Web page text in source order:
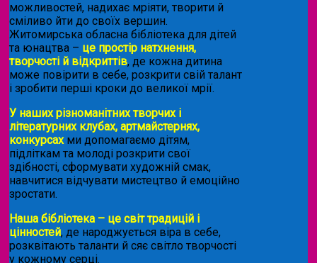
можливостей, надихає мріяти, творити й
сміливо йти до своїх вершин.
Житомирська обласна бібліотека для дітей
та юнацтва – це простір натхнення,
творчості й відкриттів, де кожна дитина
може повірити в себе, розкрити свій талант
і зробити перші кроки до великої мрії.
У наших різноманітних творчих і
літературних клубах, артмайстернях,
конкурсахми допомагаємо дітям,
підліткам та молоді розкрити свої
здібності, сформувати художній смак,
навчитися відчувати мистецтво й емоційно
зростати.
Наша бібліотека – це світ традицій і
цінностей, де народжується віра в себе,
розквітають таланти й сяє світло творчості
у кожному серці.